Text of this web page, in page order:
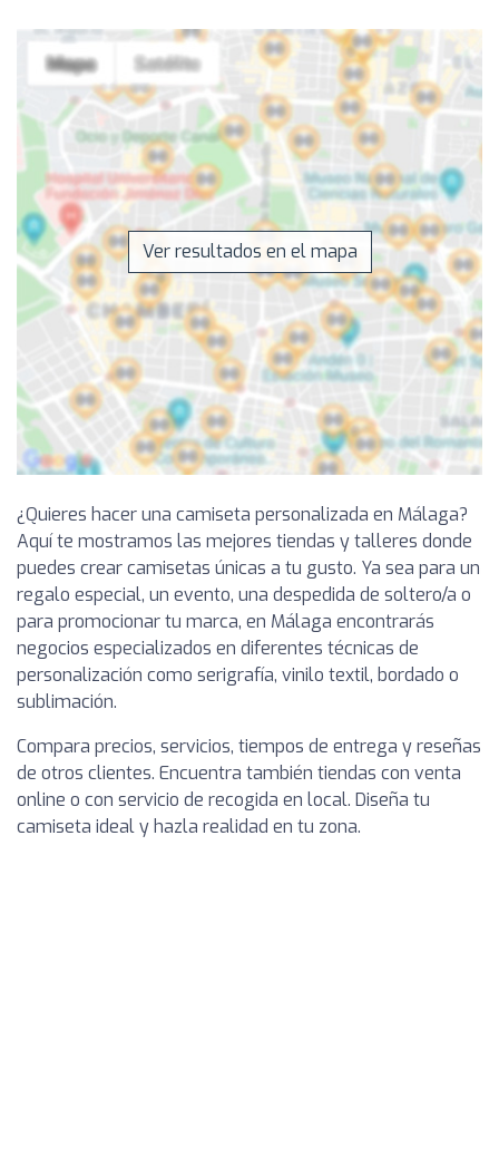
Ver resultados en el mapa
¿Quieres hacer una camiseta personalizada en Málaga?
Aquí te mostramos las mejores tiendas y talleres donde
puedes crear camisetas únicas a tu gusto. Ya sea para un
regalo especial, un evento, una despedida de soltero/a o
para promocionar tu marca, en Málaga encontrarás
negocios especializados en diferentes técnicas de
personalización como serigrafía, vinilo textil, bordado o
sublimación.
Compara precios, servicios, tiempos de entrega y reseñas
de otros clientes. Encuentra también tiendas con venta
online o con servicio de recogida en local. Diseña tu
camiseta ideal y hazla realidad en tu zona.